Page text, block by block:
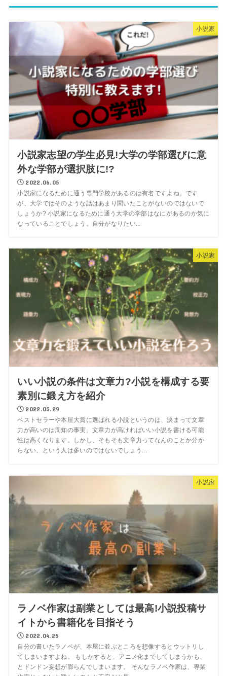
小説家
小説家志望の学生必見!大学の学部選びに意
外な学部が選択肢に!?
2022.06.05
小説家になるために通う専門学校があるのは有名ですよね。です
が、大学ではそのような話はあまり聞いたことがないのではないで
しょうか? 小説家になるために通う大学の学部はなにがあるのか気に
なっていることでしょう。自分がなりたい...
小説家
いい小説の条件は文章力?小説を構成する要
素別に鍛え方を紹介
2022.05.29
ベストセラーや本屋大賞に選ばれる小説というのは、決まって文章
力が高いのは周知の事実。文章力が高ければいい小説を書ける可能
性は高くなります。しかし、そもそも文章力ってなんのことか分か
らない、という人は多いのではないでしょう...
小説家
ラノベ作家は副業としては最高!小説投稿サ
イトから書籍化を目指そう
2022.04.25
自分の書いたラノベが、本屋に並ぶところを想像するとウットリし
てしまいますよね。 もしかすると、アニメ化までしてしまうかも、
とドンドン妄想が膨らんでしまいます。 そんなラノベ作家は、専業